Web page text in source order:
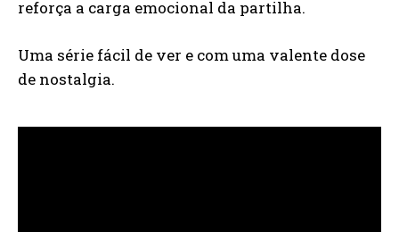
reforça a carga emocional da partilha.
Uma série fácil de ver e com uma valente dose
de nostalgia.